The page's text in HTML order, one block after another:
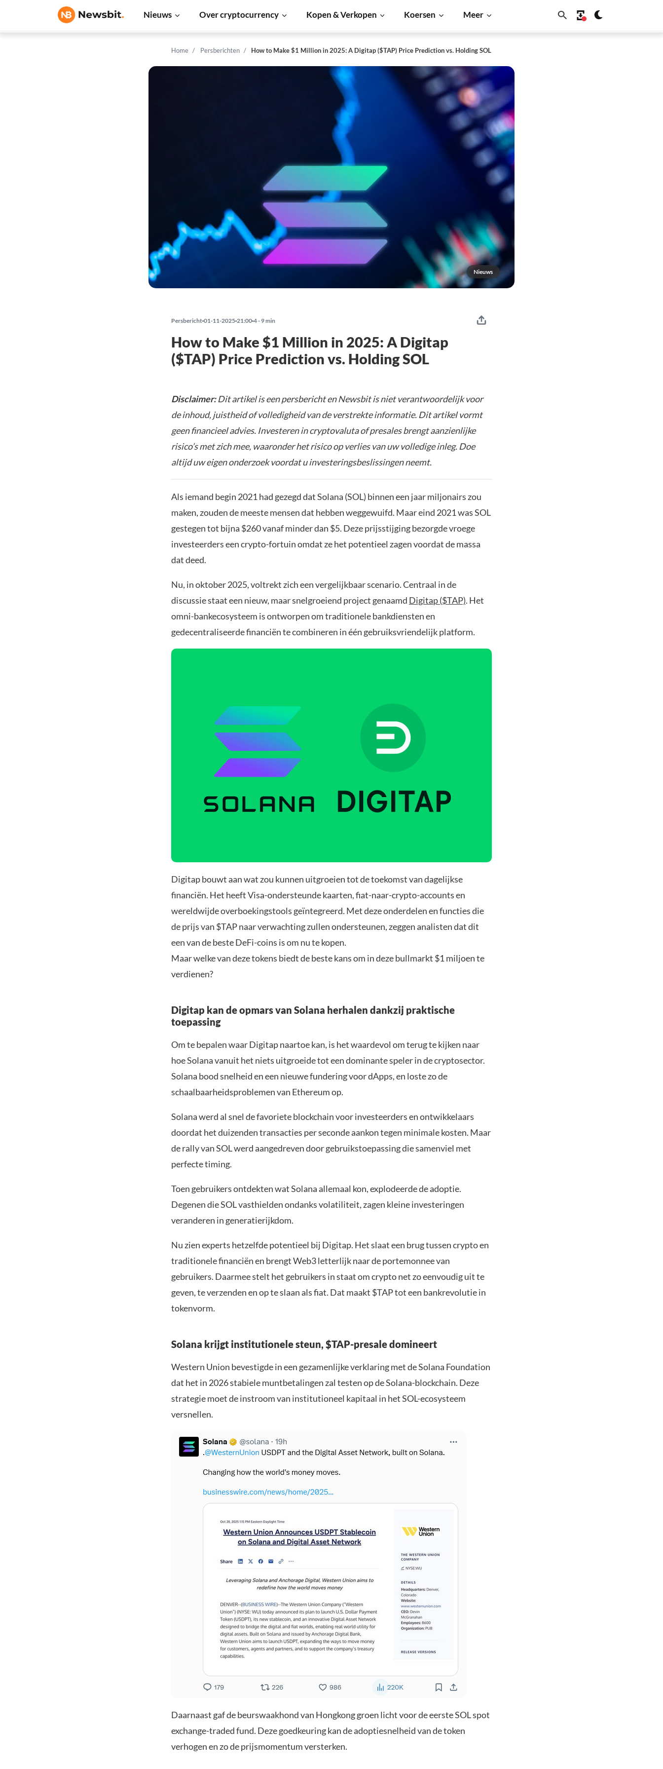
Nieuws Over cryptocurrency Kopen & Verkopen Koersen Meer
Home Persberichten How to Make $1 Million in 2025: A Digitap ($TAP) Price Prediction vs. Holding SOL
Nieuws
Persbericht 01-11-2025 21:00 4 - 9 min
How to Make $1 Million in 2025: A Digitap
($TAP) Price Prediction vs. Holding SOL
Disclaimer:Dit artikel is een persbericht en Newsbit is niet verantwoordelijk voor
de inhoud, juistheid of volledigheid van de verstrekte informatie. Dit artikel vormt
geen financieel advies. Investeren in cryptovaluta of presales brengt aanzienlijke
risico’s met zich mee, waaronder het risico op verlies van uw volledige inleg. Doe
altijd uw eigen onderzoek voordat u investeringsbeslissingen neemt.
Als iemand begin 2021 had gezegd dat Solana (SOL) binnen een jaar miljonairs zou
maken, zouden de meeste mensen dat hebben weggewuifd. Maar eind 2021 was SOL
gestegen tot bijna $260 vanaf minder dan $5. Deze prijsstijging bezorgde vroege
investeerders een crypto-fortuin omdat ze het potentieel zagen voordat de massa
dat deed.
Nu, in oktober 2025, voltrekt zich een vergelijkbaar scenario. Centraal in de
discussie staat een nieuw, maar snelgroeiend project genaamd Digitap ($TAP). Het
omni-bankecosysteem is ontworpen om traditionele bankdiensten en
gedecentraliseerde financiën te combineren in één gebruiksvriendelijk platform.
Digitap bouwt aan wat zou kunnen uitgroeien tot de toekomst van dagelijkse
financiën. Het heeft Visa-ondersteunde kaarten, fiat-naar-crypto-accounts en
wereldwijde overboekingstools geïntegreerd. Met deze onderdelen en functies die
de prijs van $TAP naar verwachting zullen ondersteunen, zeggen analisten dat dit
een van de beste DeFi-coins is om nu te kopen.
Maar welke van deze tokens biedt de beste kans om in deze bullmarkt $1 miljoen te
verdienen?
Digitap kan de opmars van Solana herhalen dankzij praktische
toepassing
Om te bepalen waar Digitap naartoe kan, is het waardevol om terug te kijken naar
hoe Solana vanuit het niets uitgroeide tot een dominante speler in de cryptosector.
Solana bood snelheid en een nieuwe fundering voor dApps, en loste zo de
schaalbaarheidsproblemen van Ethereum op.
Solana werd al snel de favoriete blockchain voor investeerders en ontwikkelaars
doordat het duizenden transacties per seconde aankon tegen minimale kosten. Maar
de rally van SOL werd aangedreven door gebruikstoepassing die samenviel met
perfecte timing.
Toen gebruikers ontdekten wat Solana allemaal kon, explodeerde de adoptie.
Degenen die SOL vasthielden ondanks volatiliteit, zagen kleine investeringen
veranderen in generatierijkdom.
Nu zien experts hetzelfde potentieel bij Digitap. Het slaat een brug tussen crypto en
traditionele financiën en brengt Web3 letterlijk naar de portemonnee van
gebruikers. Daarmee stelt het gebruikers in staat om crypto net zo eenvoudig uit te
geven, te verzenden en op te slaan als fiat. Dat maakt $TAP tot een bankrevolutie in
tokenvorm.
Solana krijgt institutionele steun, $TAP-presale domineert
Western Union bevestigde in een gezamenlijke verklaring met de Solana Foundation
dat het in 2026 stabiele muntbetalingen zal testen op de Solana-blockchain. Deze
strategie moet de instroom van institutioneel kapitaal in het SOL-ecosysteem
versnellen.
Daarnaast gaf de beurswaakhond van Hongkong groen licht voor de eerste SOL spot
exchange-traded fund. Deze goedkeuring kan de adoptiesnelheid van de token
verhogen en zo de prijsmomentum versterken.